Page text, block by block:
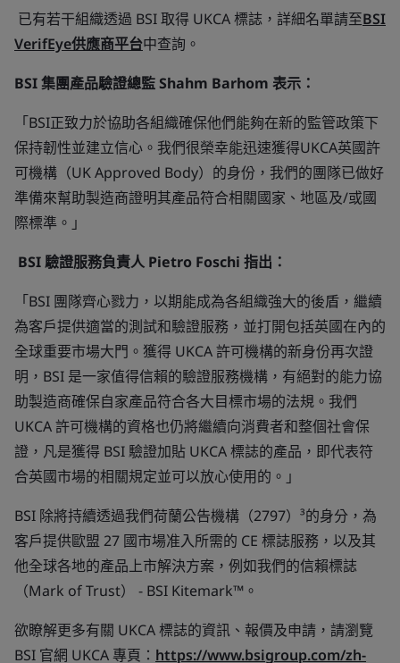
已有若干組織透過 BSI 取得 UKCA 標誌，詳細名單請至BSI
VerifEye供應商平台中查詢。
BSI集團產品驗證總監Shahm Barhom 表示：
「BSI正致力於協助各組織確保他們能夠在新的監管政策下
保持韌性並建立信心。我們很榮幸能迅速獲得UKCA英國許
可機構（UK Approved Body）的身份，我們的團隊已做好
準備來幫助製造商證明其產品符合相關國家、地區及/或國
際標準。」
BSI驗證服務負責人 Pietro Foschi 指出：
「BSI 團隊齊心戮力，以期能成為各組織強大的後盾，繼續
為客戶提供適當的測試和驗證服務，並打開包括英國在內的
全球重要市場大門。獲得 UKCA 許可機構的新身份再次證
明，BSI 是一家值得信賴的驗證服務機構，有絕對的能力協
助製造商確保自家產品符合各大目標市場的法規。我們
UKCA 許可機構的資格也仍將繼續向消費者和整個社會保
證，凡是獲得 BSI 驗證加貼 UKCA 標誌的產品，即代表符
合英國市場的相關規定並可以放心使用的。」
BSI 除將持續透過我們荷蘭公告機構（2797）³的身分，為
客戶提供歐盟 27 國市場准入所需的 CE 標誌服務，以及其
他全球各地的產品上市解決方案，例如我們的信賴標誌
（Mark of Trust） - BSI Kitemark™。
欲瞭解更多有關 UKCA 標誌的資訊、報價及申請，請瀏覽
BSI 官網 UKCA 專頁： https://www.bsigroup.com/zh-